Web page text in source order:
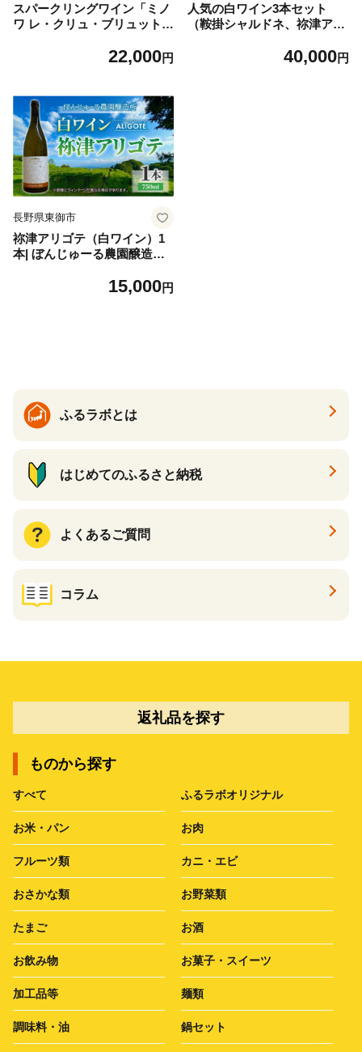
スパークリングワイン「ミノ
ワ レ・クリュ・ブリュット」
とうみワイン【ぼんじゅーる
22,000円
人気の白ワイン3本セット
（鞍掛シャルドネ、祢津アリ
ぼんじゅーる農園醸造所 国産
40,000円
長野県東御市
祢津アリゴテ（白ワイン）1
本| ぼんじゅーる農園醸造所
15,000円
ふるラボとは
はじめてのふるさと納税
よくあるご質問
コラム
返礼品を探す
ものから探す
すべて ふるラボオリジナル
お米・パン お肉
フルーツ類 カニ・エビ
おさかな類 お野菜類
たまご お酒
お飲み物 お菓子・スイーツ
加工品等 麺類
調味料・油 鍋セット